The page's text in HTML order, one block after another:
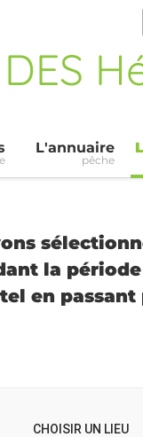
DES
L'annuaire
pêche
la
en